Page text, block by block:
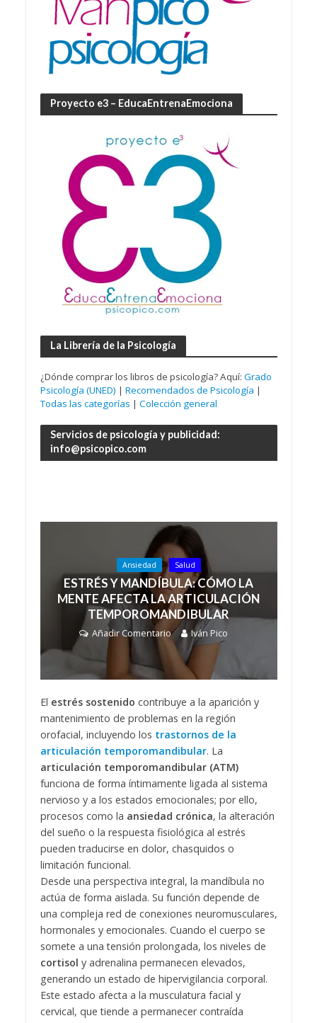
Proyecto e3 – EducaEntrenaEmociona
La Librería de la Psicología
¿Dónde comprar los libros de psicología? Aquí: Grado
Psicología (UNED) | Recomendados de Psicología |
Todas las categorías | Colección general
Servicios de psicología y publicidad:
info@psicopico.com
Ansiedad Salud
ESTRÉS Y MANDÍBULA: CÓMO LA
MENTE AFECTA LA ARTICULACIÓN
TEMPOROMANDIBULAR
Añadir Comentario Iván Pico
El estrés sostenido contribuye a la aparición y
mantenimiento de problemas en la región
orofacial, incluyendo los trastornos de la
articulación temporomandibular. La
articulación temporomandibular (ATM)
funciona de forma íntimamente ligada al sistema
nervioso y a los estados emocionales; por ello,
procesos como la ansiedad crónica, la alteración
del sueño o la respuesta fisiológica al estrés
pueden traducirse en dolor, chasquidos o
limitación funcional.
Desde una perspectiva integral, la mandíbula no
actúa de forma aislada. Su función depende de
una compleja red de conexiones neuromusculares,
hormonales y emocionales. Cuando el cuerpo se
somete a una tensión prolongada, los niveles de
cortisol y adrenalina permanecen elevados,
generando un estado de hipervigilancia corporal.
Este estado afecta a la musculatura facial y
cervical, que tiende a permanecer contraída